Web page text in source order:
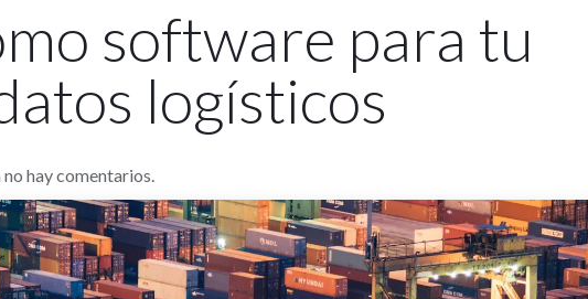
software para tu
logísticos
no hay comentarios.